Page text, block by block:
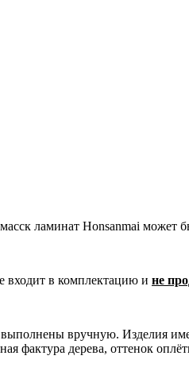
ламинат Honsanmai может
входит в комплектацию и не
вручную. Изделия
фактура дерева, оттенок